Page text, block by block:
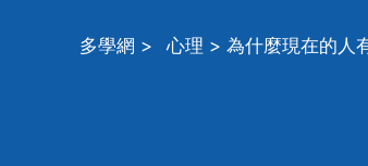
多學網 > 心理 > 為什麼現在的人